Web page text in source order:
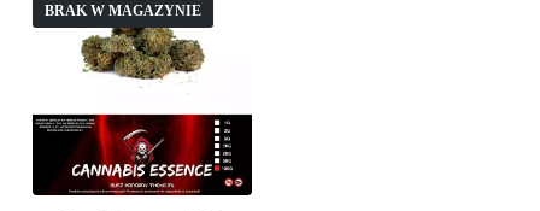
BRAK W MAGAZYNIE